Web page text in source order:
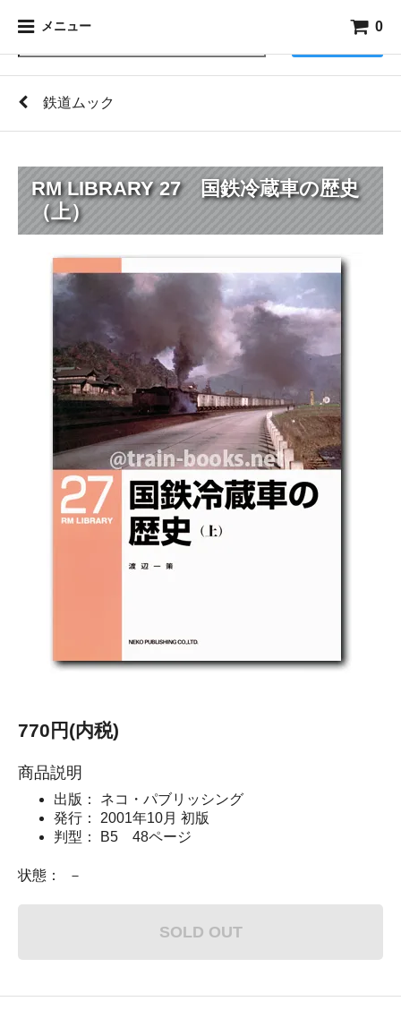
メニュー 0
鉄道ムック
RM LIBRARY 27 国鉄冷蔵車の歴史
（上）
770円(内税)
商品説明
出版： ネコ・パブリッシング
発行： 2001年10月 初版
判型： B5 48ページ
状態： －
SOLD OUT